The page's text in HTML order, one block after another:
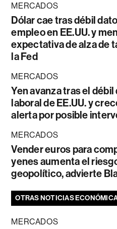
MERCADOS
Dólar cae tras débil
empleo en EE.UU. y
expectativa de alza de
la Fed
MERCADOS
Yen avanza tras el débil
laboral de EE.UU. y
alerta por posible
MERCADOS
Vender euros para
yenes aumenta el
geopolítico, advierte
OTRAS NOTICIAS
MERCADOS